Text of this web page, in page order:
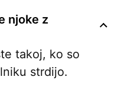
njoke z
takoj, ko so
strdijo.